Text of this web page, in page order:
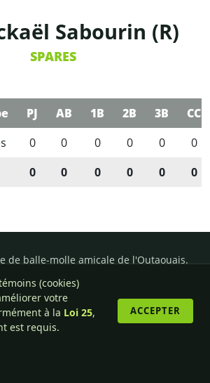
Sabourin (R)
SPARES
PJ AB 1B 2B 3B
CC
0 0 0 0 0
0
0 0 0 0 0 0
de balle-molle amicale de l'Outaouais.
(cookies)
votre
à la Loi 25,
est requis.
ACCEPTER